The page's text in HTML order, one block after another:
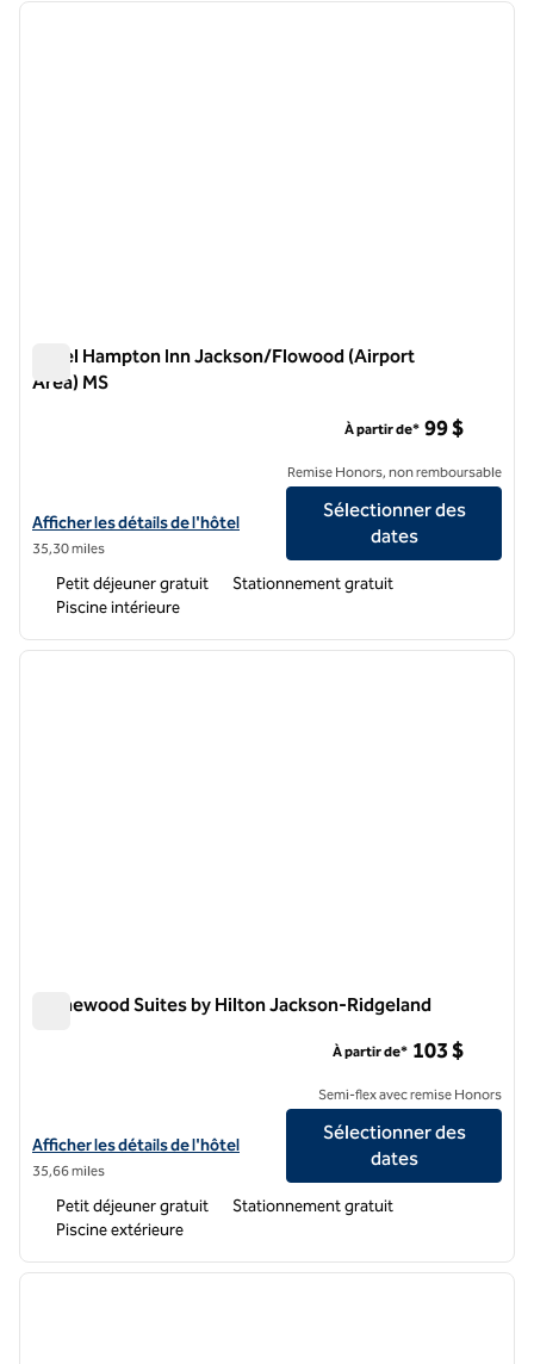
1 sur 12
Hôtel Hampton Inn Jackson/Flowood (Airport
Area) MS
Afficher les détails de l'hôtel Hampton Inn Jackson/Flowood (Airport
Afficher les détails de l'hôtel
35,30 miles
À partir de* 99 $
Remise Honors, non remboursable
Sélectionner des
dates
Petit déjeuner gratuit
Stationnement gratuit
Piscine intérieure
1 sur 12
Homewood Suites by Hilton Jackson-Ridgeland
Afficher les détails de l'hôtel Homewood Suites by Hilton Jackson-
Afficher les détails de l'hôtel
35,66 miles
À partir de* 103 $
Semi-flex avec remise Honors
Sélectionner des
dates
Petit déjeuner gratuit
Stationnement gratuit
Piscine extérieure
1 sur 12